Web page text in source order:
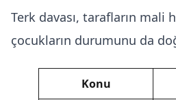
Terk davası, tarafların mali
çocukların durumunu da
Konu